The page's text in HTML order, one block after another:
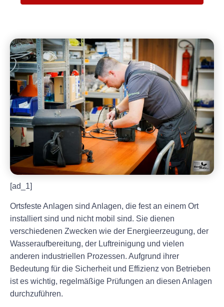
[ad_1]
Ortsfeste Anlagen sind Anlagen, die fest an einem Ort
installiert sind und nicht mobil sind. Sie dienen
verschiedenen Zwecken wie der Energieerzeugung, der
Wasseraufbereitung, der Luftreinigung und vielen
anderen industriellen Prozessen. Aufgrund ihrer
Bedeutung für die Sicherheit und Effizienz von Betrieben
ist es wichtig, regelmäßige Prüfungen an diesen Anlagen
durchzuführen.